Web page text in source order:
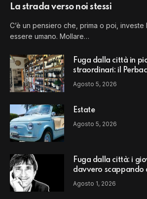
La strada verso noi stessi
C’è un pensiero che, prima o poi, investe
essere umano. Mollare…
Fuga dalla città in
straordinari: il
Agosto 5, 2026
Estate
Agosto 5, 2026
Fuga dalla città: i
davvero scappando
un modello di vita?
Agosto 1, 2026